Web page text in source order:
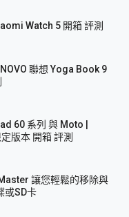
Watch 5 開箱 評測
聯想 Yoga Book 9
60 系列 與 Moto |
版本 開箱 評測
讓您輕鬆的移除與
或SD卡